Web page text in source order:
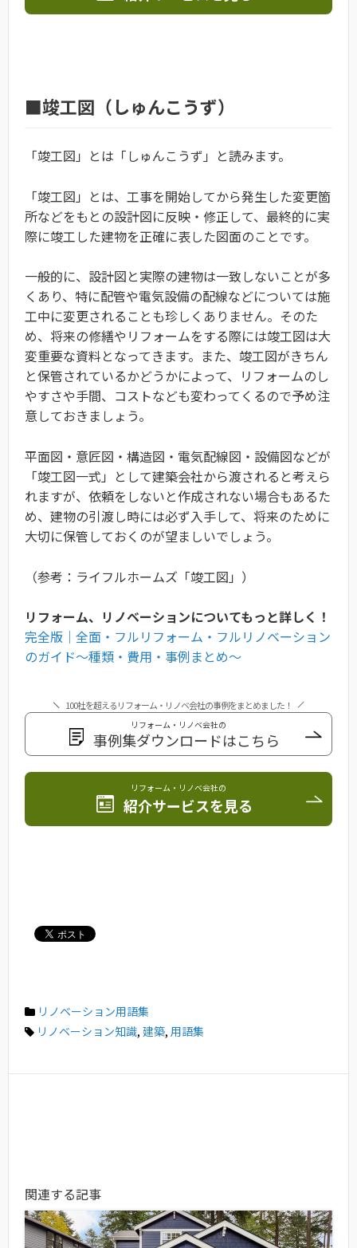
■竣工図（しゅんこうず）
「竣工図」とは「しゅんこうず」と読みます。
「竣工図」とは、工事を開始してから発生した変更箇
所などをもとの設計図に反映・修正して、最終的に実
際に竣工した建物を正確に表した図面のことです。
一般的に、設計図と実際の建物は一致しないことが多
くあり、特に配管や電気設備の配線などについては施
工中に変更されることも珍しくありません。そのた
め、将来の修繕やリフォームをする際には竣工図は大
変重要な資料となってきます。また、竣工図がきちん
と保管されているかどうかによって、リフォームのし
やすさや手間、コストなども変わってくるので予め注
意しておきましょう。
平面図・意匠図・構造図・電気配線図・設備図などが
「竣工図一式」として建築会社から渡されると考えら
れますが、依頼をしないと作成されない場合もあるた
め、建物の引渡し時には必ず入手して、将来のために
大切に保管しておくのが望ましいでしょう。
（参考： ライフルホームズ「竣工図」）
リフォーム、リノベーションについてもっと詳しく！
完全版｜全面・フルリフォーム・フルリノベーション
のガイド〜種類・費用・事例まとめ〜
100社を超えるリフォーム・リノベ会社の事例をまとめました！
リフォーム・リノベ会社の
事例集ダウンロードはこちら
リフォーム・リノベ会社の
紹介サービスを見る
リノベーション用語集
リノベーション知識, 建築, 用語集
関連する記事